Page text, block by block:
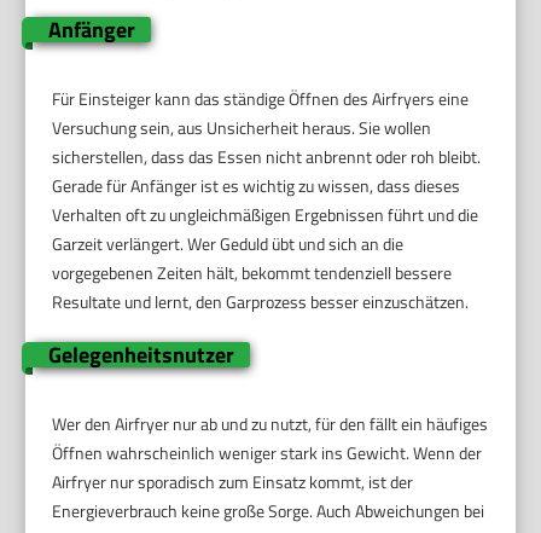
Anfänger
Für Einsteiger kann das ständige Öffnen des Airfryers eine
Versuchung sein, aus Unsicherheit heraus. Sie wollen
sicherstellen, dass das Essen nicht anbrennt oder roh bleibt.
Gerade für Anfänger ist es wichtig zu wissen, dass dieses
Verhalten oft zu ungleichmäßigen Ergebnissen führt und die
Garzeit verlängert. Wer Geduld übt und sich an die
vorgegebenen Zeiten hält, bekommt tendenziell bessere
Resultate und lernt, den Garprozess besser einzuschätzen.
Gelegenheitsnutzer
Wer den Airfryer nur ab und zu nutzt, für den fällt ein häufiges
Öffnen wahrscheinlich weniger stark ins Gewicht. Wenn der
Airfryer nur sporadisch zum Einsatz kommt, ist der
Energieverbrauch keine große Sorge. Auch Abweichungen bei